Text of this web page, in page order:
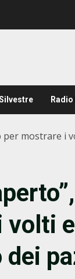
mostrare i
dei